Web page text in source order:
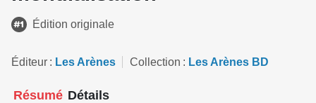
Édition originale
Éditeur Les Arènes Collection Les Arènes BD
Résumé Détails